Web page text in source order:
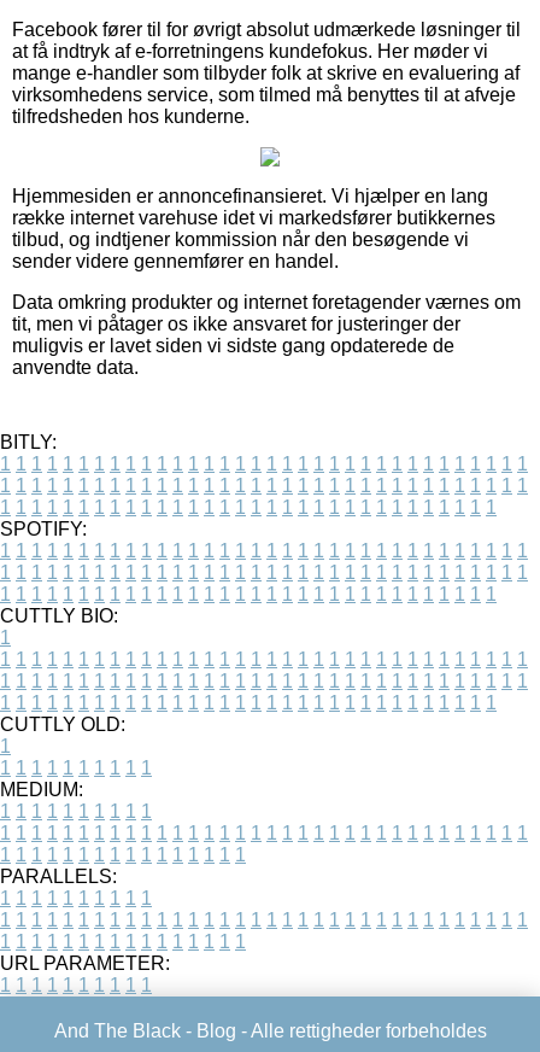
Facebook fører til for øvrigt absolut udmærkede løsninger til
at få indtryk af e-forretningens kundefokus. Her møder vi
mange e-handler som tilbyder folk at skrive en evaluering af
virksomhedens service, som tilmed må benyttes til at afveje
tilfredsheden hos kunderne.
Hjemmesiden er annoncefinansieret. Vi hjælper en lang
række internet varehuse idet vi markedsfører butikkernes
tilbud, og indtjener kommission når den besøgende vi
sender videre gennemfører en handel.
Data omkring produkter og internet foretagender værnes om
tit, men vi påtager os ikke ansvaret for justeringer der
muligvis er lavet siden vi sidste gang opdaterede de
anvendte data.
BITLY:
1 1 1 1 1 1 1 1 1 1 1 1 1 1 1 1 1 1 1 1 1 1 1 1 1 1 1 1 1 1 1 1 1 1
1 1 1 1 1 1 1 1 1 1 1 1 1 1 1 1 1 1 1 1 1 1 1 1 1 1 1 1 1 1 1 1 1 1
1 1 1 1 1 1 1 1 1 1 1 1 1 1 1 1 1 1 1 1 1 1 1 1 1 1 1 1 1 1 1 1
SPOTIFY:
1 1 1 1 1 1 1 1 1 1 1 1 1 1 1 1 1 1 1 1 1 1 1 1 1 1 1 1 1 1 1 1 1 1
1 1 1 1 1 1 1 1 1 1 1 1 1 1 1 1 1 1 1 1 1 1 1 1 1 1 1 1 1 1 1 1 1 1
1 1 1 1 1 1 1 1 1 1 1 1 1 1 1 1 1 1 1 1 1 1 1 1 1 1 1 1 1 1 1 1
CUTTLY BIO:
1
1 1 1 1 1 1 1 1 1 1 1 1 1 1 1 1 1 1 1 1 1 1 1 1 1 1 1 1 1 1 1 1 1 1
1 1 1 1 1 1 1 1 1 1 1 1 1 1 1 1 1 1 1 1 1 1 1 1 1 1 1 1 1 1 1 1 1 1
1 1 1 1 1 1 1 1 1 1 1 1 1 1 1 1 1 1 1 1 1 1 1 1 1 1 1 1 1 1 1 1
CUTTLY OLD:
1
1 1 1 1 1 1 1 1 1 1
MEDIUM:
1 1 1 1 1 1 1 1 1 1
1 1 1 1 1 1 1 1 1 1 1 1 1 1 1 1 1 1 1 1 1 1 1 1 1 1 1 1 1 1 1 1 1 1
1 1 1 1 1 1 1 1 1 1 1 1 1 1 1 1
PARALLELS:
1 1 1 1 1 1 1 1 1 1
1 1 1 1 1 1 1 1 1 1 1 1 1 1 1 1 1 1 1 1 1 1 1 1 1 1 1 1 1 1 1 1 1 1
1 1 1 1 1 1 1 1 1 1 1 1 1 1 1 1
URL PARAMETER:
1 1 1 1 1 1 1 1 1 1
And The Black - Blog - Alle rettigheder forbeholdes